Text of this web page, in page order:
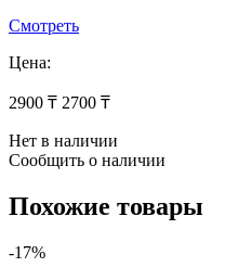
Смотреть
Цена:
2900 ₸ 2700 ₸
Нет в наличии
Сообщить о наличии
Похожие товары
-17%